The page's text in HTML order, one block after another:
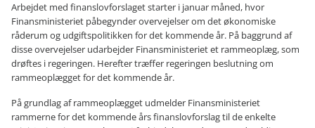
Arbejdet med finanslovforslaget starter i januar måned, hvor
Finansministeriet påbegynder overvejelser om det økonomiske
råderum og udgiftspolitikken for det kommende år. På baggrund af
disse overvejelser udarbejder Finansministeriet et rammeoplæg, som
drøftes i regeringen. Herefter træffer regeringen beslutning om
rammeoplægget for det kommende år.
På grundlag af rammeoplægget udmelder Finansministeriet
rammerne for det kommende års finanslovforslag til de enkelte